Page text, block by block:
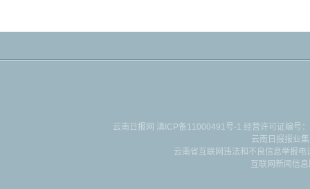
云南日报网 滇ICP备11000491号-1 经营许可证编号
云南日报报业
云南省互联网违法和不良信息举报
互联网新闻信